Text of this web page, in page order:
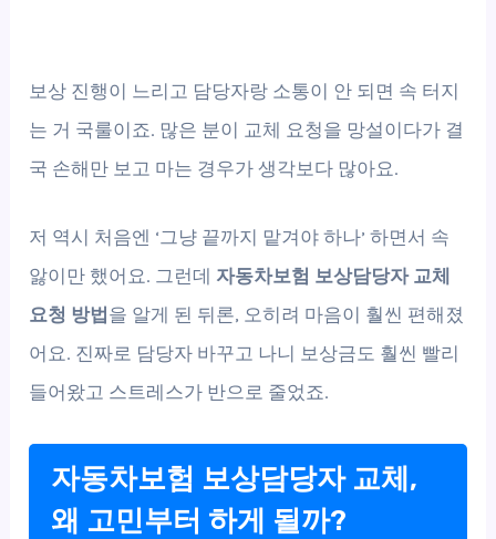
보상 진행이 느리고 담당자랑 소통이 안 되면 속 터지
는 거 국룰이죠. 많은 분이 교체 요청을 망설이다가 결
국 손해만 보고 마는 경우가 생각보다 많아요.
저 역시 처음엔 ‘그냥 끝까지 맡겨야 하나’ 하면서 속
앓이만 했어요. 그런데 자동차보험 보상담당자 교체
요청 방법 을 알게 된 뒤론, 오히려 마음이 훨씬 편해졌
어요. 진짜로 담당자 바꾸고 나니 보상금도 훨씬 빨리
들어왔고 스트레스가 반으로 줄었죠.
자동차보험 보상담당자 교체,
왜 고민부터 하게 될까?